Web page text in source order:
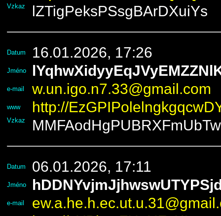
Vzkaz lZTigPeksPSsgBArDXuiYs
Datum 16.01.2026, 17:26
Jméno
e-mail w.un.igo.n7.33@gmail.com
www http://
Vzkaz
Datum 06.01.2026, 17:11
Jméno
e-mail